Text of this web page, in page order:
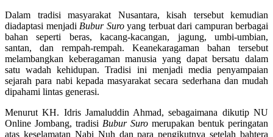
Dalam tradisi masyarakat Nusantara, kisah tersebut kemudian
diadaptasi menjadi Bubur Suroyang terbuat dari campuran berbagai
bahan seperti beras, kacang-kacangan, jagung, umbi-umbian,
santan, dan rempah-rempah. Keanekaragaman bahan tersebut
melambangkan keberagaman manusia yang dapat bersatu dalam
satu wadah kehidupan. Tradisi ini menjadi media penyampaian
sejarah para nabi kepada masyarakat secara sederhana dan mudah
dipahami lintas generasi.
Menurut KH. Idris Jamaluddin Ahmad, sebagaimana dikutip NU
Online Jombang, tradisi Bubur Suro merupakan bentuk peringatan
atas keselamatan Nabi Nuh dan para pengikutnya setelah bahtera